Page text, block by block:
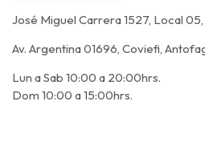
José Miguel Carrera 1527, Local
Av. Argentina 01696, Coviefi,
Lun a Sab 10:00 a 20:00hrs.
Dom 10:00 a 15:00hrs.